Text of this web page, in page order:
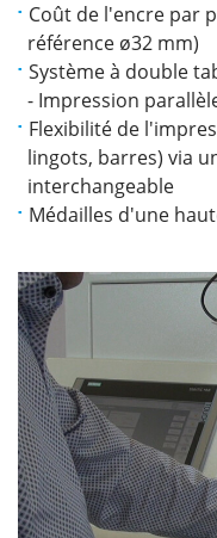
Coût de l'encre par
référence ø32 mm)
Système à double
- Impression
Flexibilité de
lingots, barres) via
interchangeable
Médailles d'une